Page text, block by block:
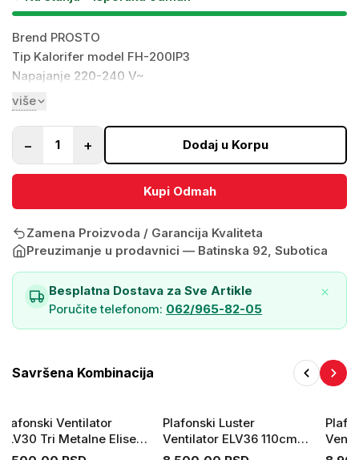
Brend PROSTO
Tip Kalorifer model FH-200IP3
Napajanje 220-240 V~
Snaga 2000 W (2 x 1000 W)
Nivo buke <52 dB
Montaža Nazidna
Materijal kućišta Plastika
Boja kućišta Bela
IP zaštita IPX2 (zaštita od kapi vode pod uglom od 15° u
odnosu na normalan položaj)
Zaštita od pregrevanja Da
Zaštita kod prevrtanja Ne
Termostat Da
Podesiva snaga Da
Tajmer Ne
Daljinski upravljač Ne
Dimenzije 360x285x164 mm
više
− 1 + Dodaj u Korpu
Kupi Odmah
Zamena Proizvoda / Garancija Kvaliteta
Preuzimanje u prodavnici — Batinska 92, Subotica
Besplatna Dostava za Sve Artikle
Poručite telefonom: 062/965-82-05
Savršena Kombinacija
Plafonski Ventilator
ELV30 Tri Metalne Elise
140cm
Plafonski Luster
Ventilator ELV36 110cm
55W
60W